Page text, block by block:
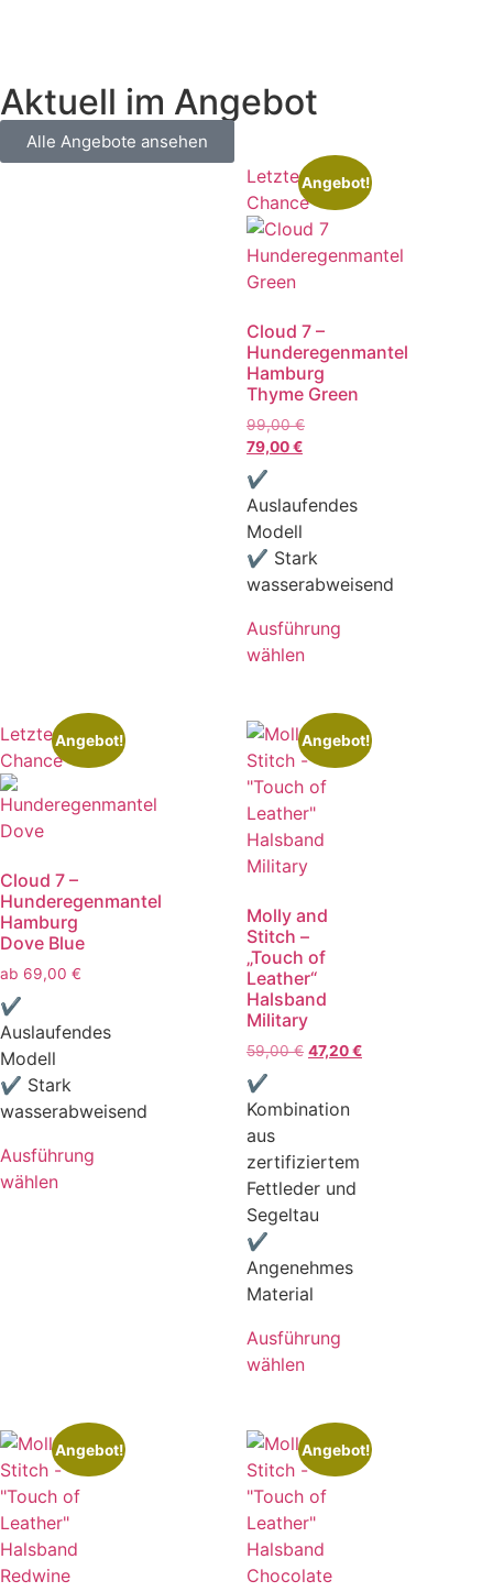
Aktuell im Angebot
Alle Angebote ansehen
Letzte
Chance
Angebot!
Cloud 7 –
Hunderegenmantel
Hamburg
Thyme Green
99,00€
79,00€
✔
Auslaufendes
Modell
✔ Stark
wasserabweisend
Ausführung
wählen
Letzte
Chance
Angebot!
Cloud 7 –
Hunderegenmantel
Hamburg
Dove Blue
ab 69,00 €
✔
Auslaufendes
Modell
✔ Stark
wasserabweisend
Ausführung
wählen
Angebot!
Molly and
Stitch –
„Touch of
Leather“
Halsband
Military
59,00€ 47,20€
✔
Kombination
aus
zertifiziertem
Fettleder und
Segeltau
✔
Angenehmes
Material
Ausführung
wählen
Angebot! Angebot!